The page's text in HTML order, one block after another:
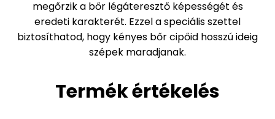
megőrzik a bőr légáteresztő képességét és
eredeti karakterét. Ezzel a speciális szettel
biztosíthatod, hogy kényes bőr cipőid hosszú ideig
szépek maradjanak.
Termék értékelés